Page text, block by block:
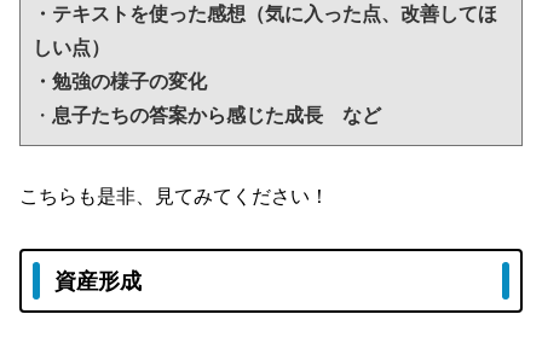
・テキストを使った感想（気に入った点、改善してほ
しい点）
・勉強の様子の変化
・ 息子たちの答案から感じた成長　など
こちらも是非、見てみてください！
資産形成